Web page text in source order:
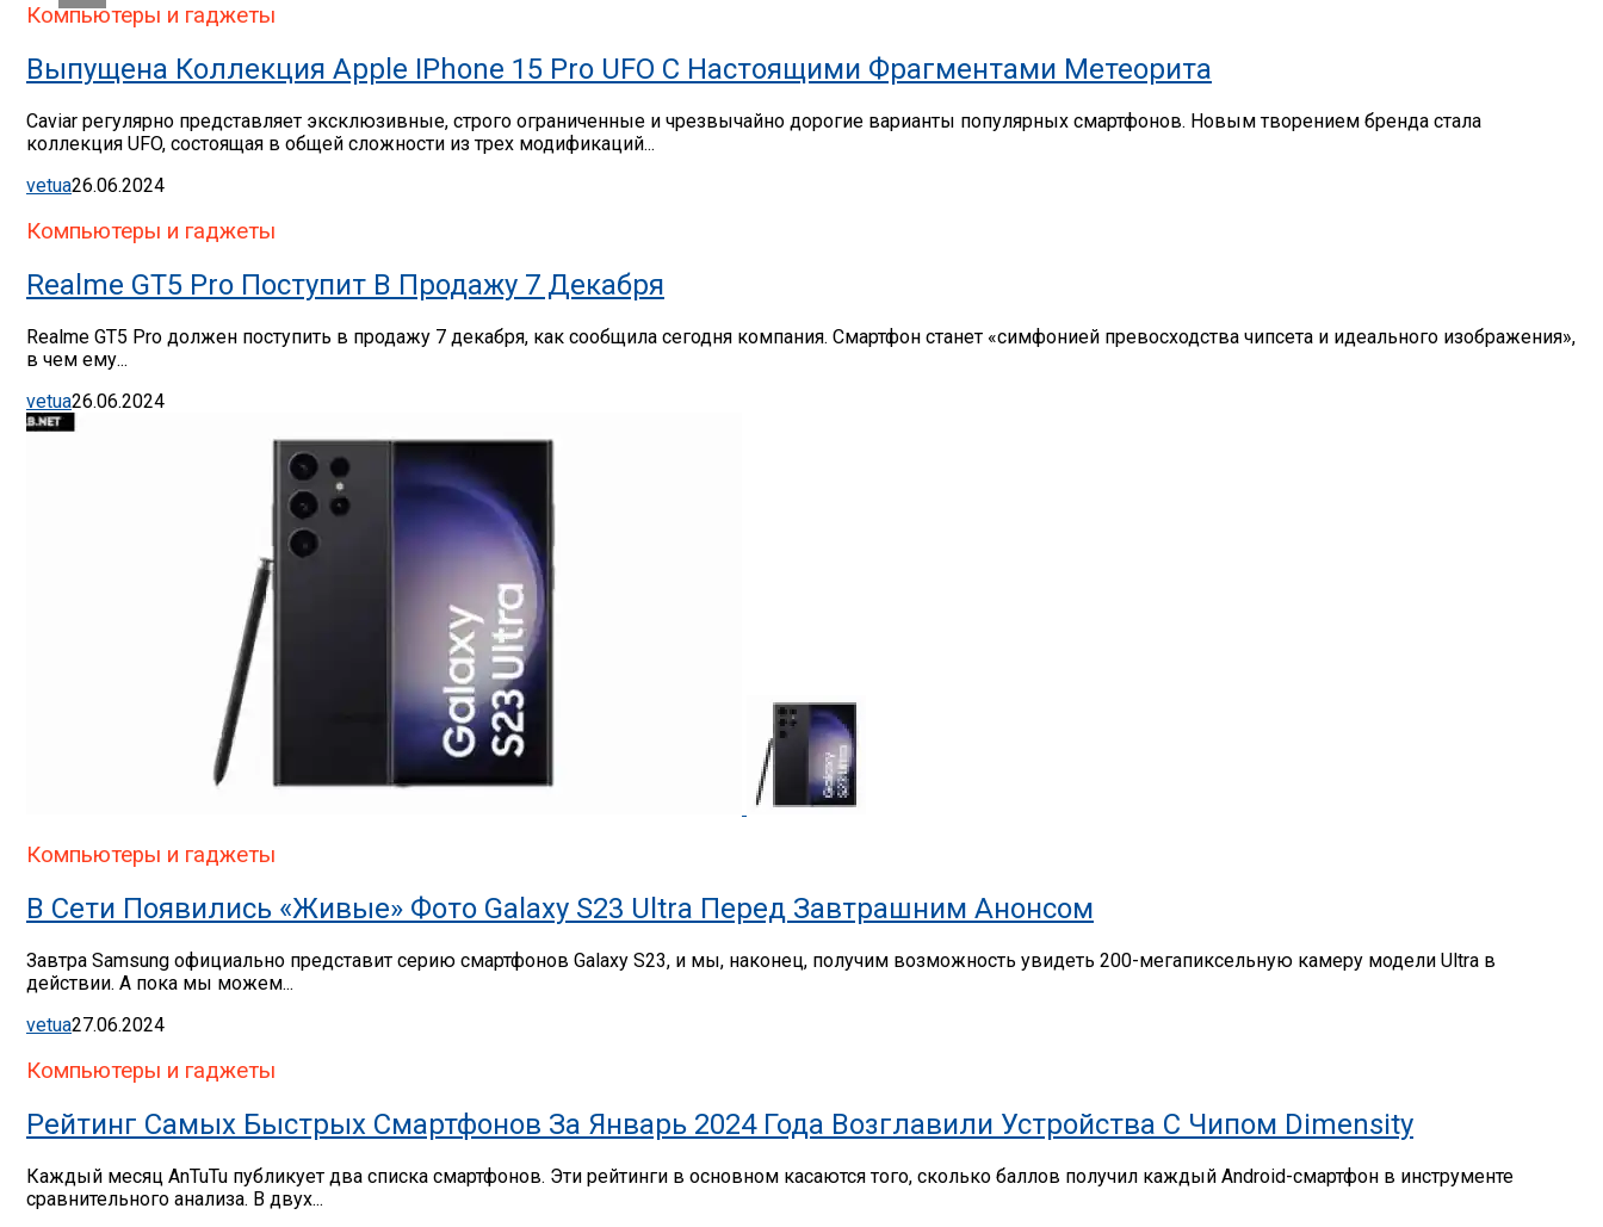
Компьютеры и гаджеты
Выпущена Коллекция Apple IPhone 15 Pro UFO С Настоящими Фрагментами Метеорита
Caviar регулярно представляет эксклюзивные, строго ограниченные и чрезвычайно дорогие варианты популярных смартфонов. Новым творением бренда стала
коллекция UFO, состоящая в общей сложности из трех модификаций...
vetua26.06.2024
Компьютеры и гаджеты
Realme GT5 Pro Поступит В Продажу 7 Декабря
Realme GT5 Pro должен поступить в продажу 7 декабря, как сообщила сегодня компания. Смартфон станет «симфонией превосходства чипсета и идеального изображения»,
в чем ему...
vetua26.06.2024
Компьютеры и гаджеты
В Сети Появились «живые» Фото Galaxy S23 Ultra Перед Завтрашним Анонсом
Завтра Samsung официально представит серию смартфонов Galaxy S23, и мы, наконец, получим возможность увидеть 200-мегапиксельную камеру модели Ultra в
действии. А пока мы можем...
vetua27.06.2024
Компьютеры и гаджеты
Рейтинг Самых Быстрых Смартфонов За Январь 2024 Года Возглавили Устройства С Чипом Dimensity
Каждый месяц AnTuTu публикует два списка смартфонов. Эти рейтинги в основном касаются того, сколько баллов получил каждый Android-смартфон в инструменте
сравнительного анализа. В двух...